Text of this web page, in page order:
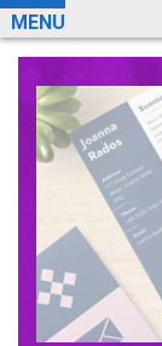
de
informações
e
Esconde
Menu
MENU